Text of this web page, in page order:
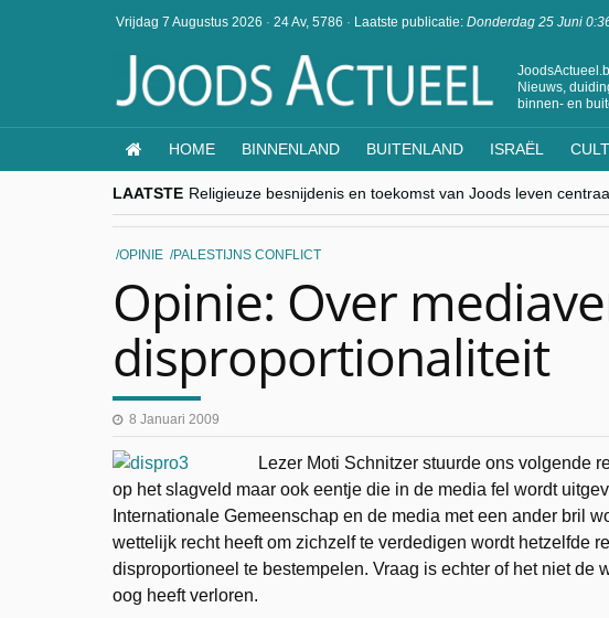
Vrijdag 7 Augustus 2026 · 24 Av, 5786 · Laatste publicatie: Donderdag 25 Juni
Nieuws,
binnen- en
HOME BINNENLAND BUITENLAND ISRAËL
LAATSTE Religieuze besnijdenis en toekomst van Joods leven
“Besnijdenisdebat toont hoe moeilijk seculiere Westen
CITYTRIP | ROEMENIË – Boekarest: de verrassing van
“Vandaag zit elke Jood in België op de beklaagdenbank”
OPINIE PALESTIJNS CONFLICT
Opinie: Over
disproportionaliteit
8 Januari 2009
Lezer Moti Schnitzer stuurde ons volgende
op het slagveld maar ook eentje die in de media fel wordt
Internationale Gemeenschap en de media met een ander bril
wettelijk recht heeft om zichzelf te verdedigen wordt hetzelfde
disproportioneel te bestempelen. Vraag is echter of het niet de
oog heeft verloren.